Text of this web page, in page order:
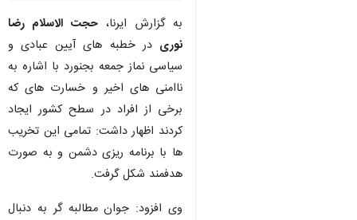
به گزارش ایرنا،حجت الاسلام رضا
نوری در خطبه های آیین عبادی و
سیاسی نماز جمعه بجنورد با اشاره به
ناامنی های اخیر و خسارت های که
برخی از افراد در سطح کشور ایجاد
کردند اظهار داشت: تمامی این تخریب
ها با برنامه ریزی دشمن و به صورت
هدفمند شکل گرفت.
وی افزود: جوان مطالبه گر به دنبال